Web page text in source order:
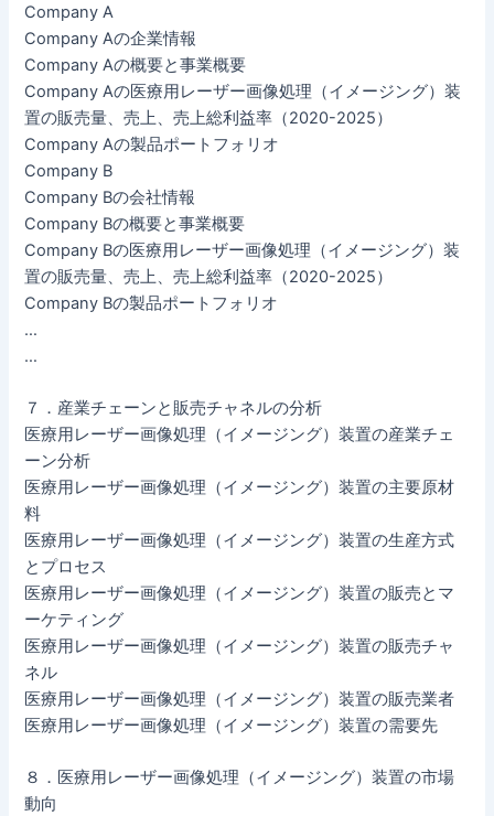
Company A
Company Aの企業情報
Company Aの概要と事業概要
Company Aの医療用レーザー画像処理（イメージング）装
置の販売量、売上、売上総利益率（2020-2025）
Company Aの製品ポートフォリオ
Company B
Company Bの会社情報
Company Bの概要と事業概要
Company Bの医療用レーザー画像処理（イメージング）装
置の販売量、売上、売上総利益率（2020-2025）
Company Bの製品ポートフォリオ
…
…
７．産業チェーンと販売チャネルの分析
医療用レーザー画像処理（イメージング）装置の産業チェ
ーン分析
医療用レーザー画像処理（イメージング）装置の主要原材
料
医療用レーザー画像処理（イメージング）装置の生産方式
とプロセス
医療用レーザー画像処理（イメージング）装置の販売とマ
ーケティング
医療用レーザー画像処理（イメージング）装置の販売チャ
ネル
医療用レーザー画像処理（イメージング）装置の販売業者
医療用レーザー画像処理（イメージング）装置の需要先
８．医療用レーザー画像処理（イメージング）装置の市場
動向